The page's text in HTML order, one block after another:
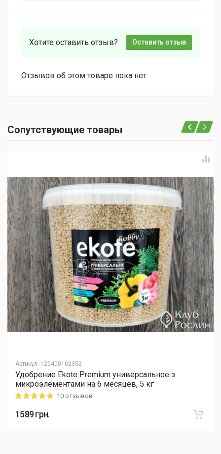
Хотите оставить отзыв? Оставить отзыв
Отзывов об этом товаре пока нет.
Сопутствующие товары
Артикул: 120400102352
Удобрение Ekote Premium универсальное з
микроэлементами на 6 месяцев, 5 кг
Rating: 5 out of 510 отзывов
1589грн.